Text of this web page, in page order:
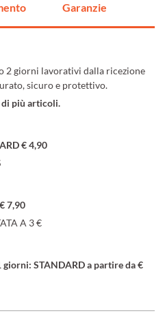
Garanzie
2 giorni lavorativi dalla ricezione
sicuro e protettivo.
di più articoli.
€ 4,90
7,90
A 3 €
giorni: STANDARD a partire da €